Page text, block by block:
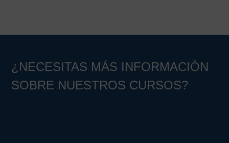
¿NECESITAS MÁS INFORMACIÓN
SOBRE NUESTROS CURSOS?